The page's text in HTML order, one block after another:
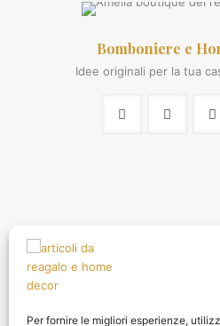
Per fornire le migliori esperienze,
Bomboniere e
Idee originali per la tua